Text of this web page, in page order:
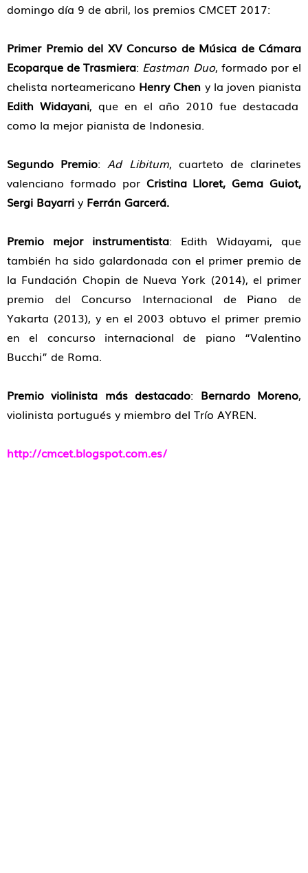
domingo día 9 de abril, los premios CMCET 2017:
Primer Premio del XV Concurso de Música de Cámara
Ecoparque de Trasmiera: Eastman Duo, formado por el
chelista norteamericano Henry Chen y la joven pianista
Edith Widayani, que en el año 2010 fue destacada
como la mejor pianista de Indonesia.
Segundo Premio:Ad Libitum, cuarteto de clarinetes
valenciano formado por Cristina Lloret, Gema Guiot,
Sergi Bayarri y Ferrán Garcerá.
Premio mejor instrumentista: Edith Widayami, que
también ha sido galardonada con el primer premio de
la Fundación Chopin de Nueva York (2014), el primer
premio del Concurso Internacional de Piano de
Yakarta (2013), y en el 2003 obtuvo el primer premio
en el concurso internacional de piano “Valentino
Bucchi” de Roma.
Premio violinista más destacado: Bernardo Moreno,
violinista portugués y miembro del Trío AYREN.
http://cmcet.blogspot.com.es/